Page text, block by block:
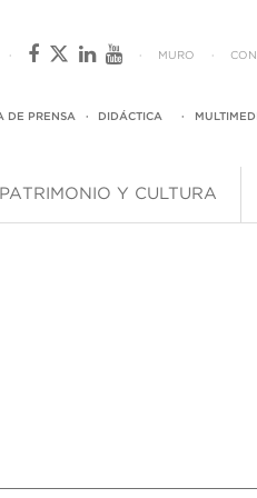
· · MURO ·
DE PRENSA · DIDÁCTICA ·
PATRIMONIO Y CULTURA